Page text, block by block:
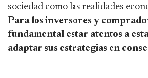
sociedad como las realidades
Para los inversores y
fundamental estar atentos a
adaptar sus estrategias en